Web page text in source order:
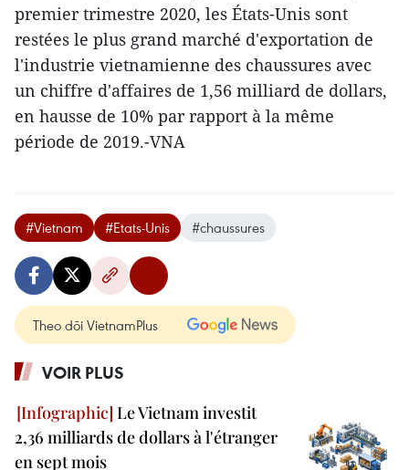
premier trimestre 2020, les États-Unis sont
restées le plus grand marché d'exportation de
l'industrie vietnamienne des chaussures avec
un chiffre d'affaires de 1,56 milliard de dollars,
en hausse de 10% par rapport à la même
période de 2019.-VNA
#Vietnam #Etats-Unis #chaussures
Theo dõi VietnamPlus
VOIR PLUS
Le Vietnam investit
2,36 milliards de dollars à l'étranger
en sept mois